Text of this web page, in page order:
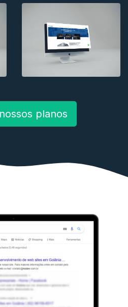
planos